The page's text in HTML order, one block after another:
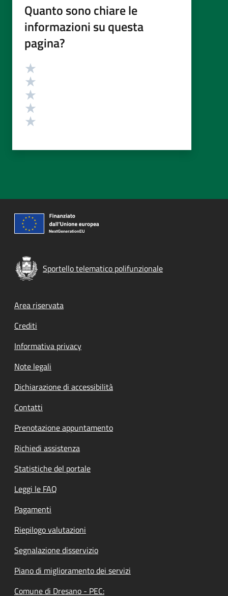
Quanto sono chiare le
informazioni su questa
pagina?
Valutazione
Sportello telematico polifunzionale
Footer menu
Area riservata
Crediti
Informativa privacy
Note legali
Dichiarazione di accessibilità
Contatti
Prenotazione appuntamento
Richiedi assistenza
Statistiche del portale
Leggi le FAQ
Pagamenti
Riepilogo valutazioni
Segnalazione disservizio
Piano di miglioramento dei servizi
Comune di Dresano - PEC: